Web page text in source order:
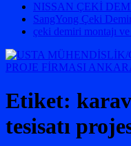
NISSAN ÇEKİ
SangYong Çeki
çeki demiri montajı
Etiket:
tesisatı